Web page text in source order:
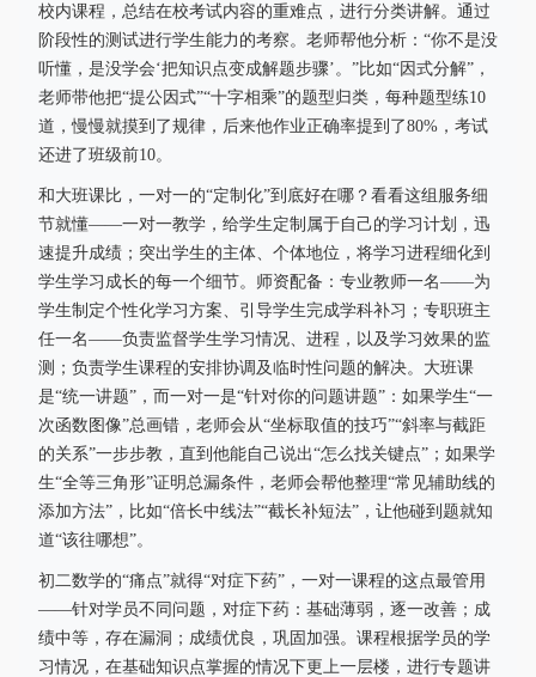
校内课程，总结在校考试内容的重难点，进行分类讲解。通过
阶段性的测试进行学生能力的考察。老师帮他分析：“你不是没
听懂，是没学会‘把知识点变成解题步骤’。”比如“因式分解”，
老师带他把“提公因式”“十字相乘”的题型归类，每种题型练10
道，慢慢就摸到了规律，后来他作业正确率提到了80%，考试
还进了班级前10。
和大班课比，一对一的“定制化”到底好在哪？看看这组服务细
节就懂——一对一教学，给学生定制属于自己的学习计划，迅
速提升成绩；突出学生的主体、个体地位，将学习进程细化到
学生学习成长的每一个细节。师资配备：专业教师一名——为
学生制定个性化学习方案、引导学生完成学科补习；专职班主
任一名——负责监督学生学习情况、进程，以及学习效果的监
测；负责学生课程的安排协调及临时性问题的解决。大班课
是“统一讲题”，而一对一是“针对你的问题讲题”：如果学生“一
次函数图像”总画错，老师会从“坐标取值的技巧”“斜率与截距
的关系”一步步教，直到他能自己说出“怎么找关键点”；如果学
生“全等三角形”证明总漏条件，老师会帮他整理“常见辅助线的
添加方法”，比如“倍长中线法”“截长补短法”，让他碰到题就知
道“该往哪想”。
初二数学的“痛点”就得“对症下药”，一对一课程的这点最管用
——针对学员不同问题，对症下药：基础薄弱，逐一改善；成
绩中等，存在漏洞；成绩优良，巩固加强。课程根据学员的学
习情况，在基础知识点掌握的情况下更上一层楼，进行专题讲